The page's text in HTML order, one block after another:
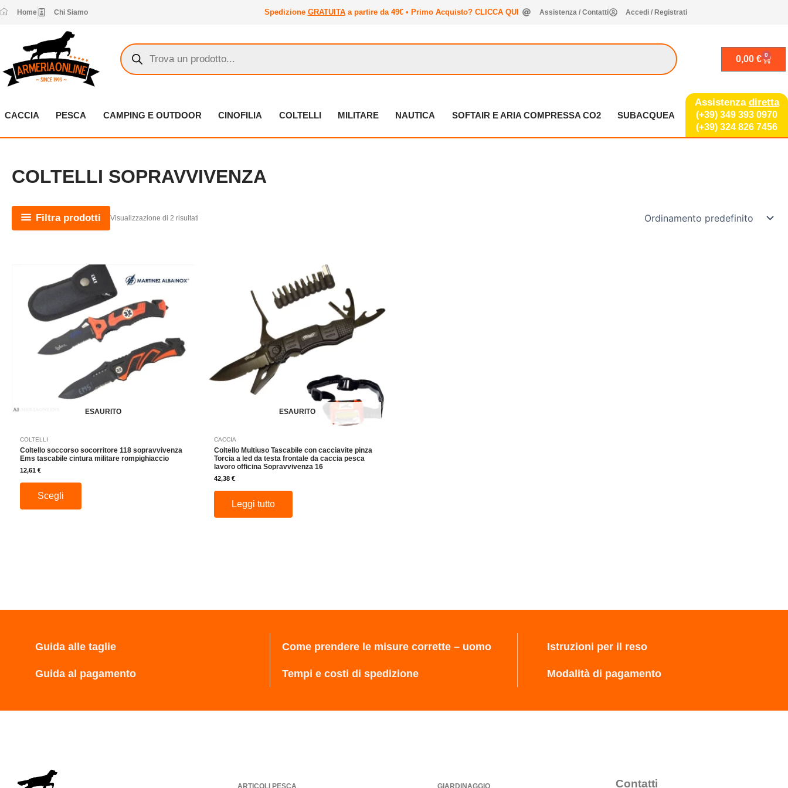
al
Home Chi Siamo Spedizione GRATUITAa partire da 49€ • Primo Acquisto? CLICCA QUI Assistenza / Contatti Accedi / Registrati
Products
search
0,00 € 0
CACCIA PESCA CAMPING E OUTDOOR CINOFILIA COLTELLI MILITARE NAUTICA SOFTAIR E ARIA COMPRESSA CO2 SUBACQUEA
Assistenza diretta
(+39) 349 393 0970
(+39) 324 826 7456
COLTELLI SOPRAVVIVENZA
Filtra prodotti Visualizzazione di 2 risultati
ESAURITO
COLTELLI
Coltello soccorso socorritore 118 sopravvivenza
Ems tascabile cintura militare rompighiaccio
12,61€
Scegli
prodotto
ha
varianti.
opzioni
possono
nella
pagina
prodotto
ESAURITO
CACCIA
Coltello Multiuso Tascabile con cacciavite pinza
Torcia a led da testa frontale da caccia pesca
lavoro officina Sopravvivenza 16
42,38€
Leggi tutto
Guida alle taglie
Guida al pagamento
Come prendere le misure corrette – uomo
Tempi e costi di spedizione
Istruzioni per il reso
Modalità di pagamento
Contatti